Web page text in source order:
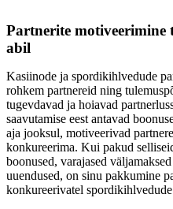
Partnerite motiveerimine
abil
Kasiinode ja spordikihlvedude
rohkem partnereid ning
tugevdavad ja hoiavad
saavutamise eest antavad
aja jooksul, motiveerivad
konkureerima. Kui pakud
boonused, varajased
uuendused, on sinu pakkumine
konkureerivatel